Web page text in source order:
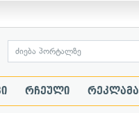
რჩეული რეკლამა